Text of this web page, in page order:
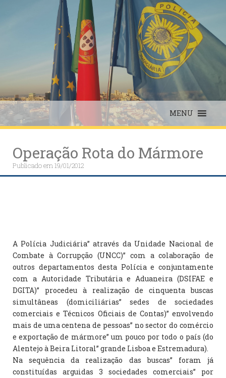
MENU
Operação Rota do Mármore
Publicado em19/01/2012
A Polícia Judiciária” através da Unidade Nacional de
Combate à Corrupção (UNCC)” com a colaboração de
outros departamentos desta Polícia e conjuntamente
com a Autoridade Tributária e Aduaneira (DSIFAE e
DGITA)” procedeu à realização de cinquenta buscas
simultâneas (domiciliárias” sedes de sociedades
comerciais e Técnicos Oficiais de Contas)” envolvendo
mais de uma centena de pessoas” no sector do comércio
e exportação de mármore” um pouco por todo o país (do
Alentejo à Beira Litoral” grande Lisboa e Estremadura).
Na sequência da realização das buscas” foram já
constituídas arguidas 3 sociedades comerciais” por